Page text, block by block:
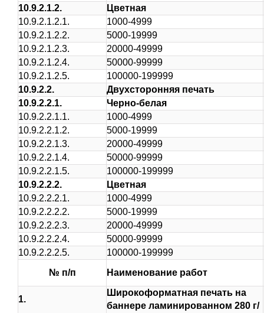
10.9.2.1.2.
Цветная
10.9.2.1.2.1.
1000-4999
10.9.2.1.2.2.
5000-19999
10.9.2.1.2.3.
20000-49999
10.9.2.1.2.4.
50000-99999
10.9.2.1.2.5.
100000-199999
10.9.2.2.
Двухсторонняя печать
10.9.2.2.1.
Черно-белая
10.9.2.2.1.1.
1000-4999
10.9.2.2.1.2.
5000-19999
10.9.2.2.1.3.
20000-49999
10.9.2.2.1.4.
50000-99999
10.9.2.2.1.5.
100000-199999
10.9.2.2.2.
Цветная
10.9.2.2.2.1.
1000-4999
10.9.2.2.2.2.
5000-19999
10.9.2.2.2.3.
20000-49999
10.9.2.2.2.4.
50000-99999
10.9.2.2.2.5.
100000-199999
№ п/п
Наименование работ
1.
Широкоформатная печать на
баннере ламинированном 280 г/